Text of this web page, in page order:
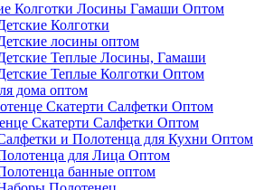
Колготки Лосины Гамаши Оптом
Колготки
лосины оптом
Теплые Лосины, Гамаши
Теплые Колготки Оптом
дома оптом
Скатерти Салфетки Оптом
и Полотенца для Кухни Оптом
для Лица Оптом
банные оптом